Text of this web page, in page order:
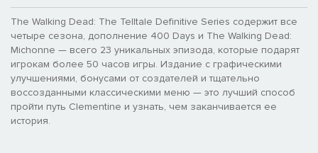
The Walking Dead: The Telltale Definitive Series содержит все
четыре сезона, дополнение 400 Days и The Walking Dead:
Michonne — всего 23 уникальных эпизода, которые подарят
игрокам более 50 часов игры. Издание с графическими
улучшениями, бонусами от создателей и тщательно
воссозданными классическими меню — это лучший способ
пройти путь Clementine и узнать, чем заканчивается ее
история.